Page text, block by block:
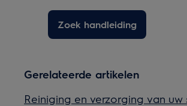
Zoek handleiding
Gerelateerde artikelen
Reiniging en verzorging van uw